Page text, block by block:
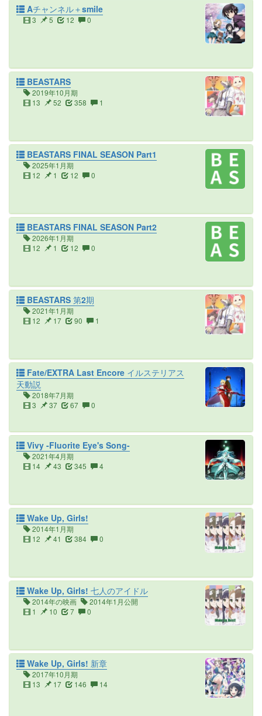
Aチャンネル＋smile
3 5 12 0
BEASTARS
2019年10月期
13
52 358 1
BEASTARS FINAL SEASON Part1
2025年1月期
12
1 12 0
BEASTARS FINAL SEASON Part2
2026年1月期
12
1 12 0
BEASTARS 第2期
2021年1月期
12
17 90 1
Fate/EXTRA Last Encore イルステリアス
天動説
2018年7月期
3
37 67 0
Vivy -Fluorite Eye's Song-
2021年4月期
14
43 345 4
Wake Up, Girls!
2014年1月期
12
41 384 0
Wake Up, Girls! 七人のアイドル
2014年の映画
2014年1月公開
1
10 7 0
Wake Up, Girls! 新章
2017年10月期
13
17 146 14